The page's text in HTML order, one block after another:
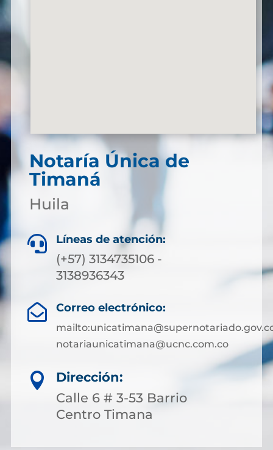
Notaría Única de
Timaná
Huila
 Líneas de atención:
(+57) 3134735106 -
3138936343
 Correo electrónico:
notariaunicatimana@ucnc.com.co

Dirección:
Calle 6 # 3-53 Barrio
Centro Timana